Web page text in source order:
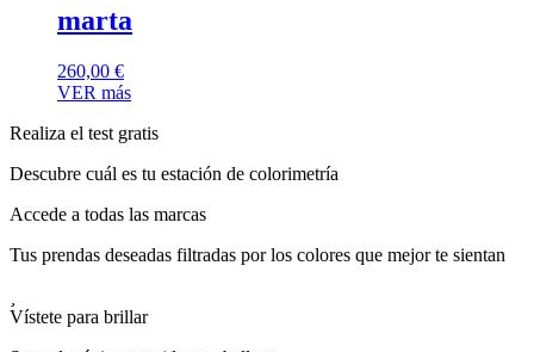
marta
260,00 €
VER más
Realiza el test gratis
Descubre cuál es tu estación de colorimetría
Accede a todas las marcas
Tus prendas deseadas filtradas por los colores que mejor te sientan
Vístete para brillar